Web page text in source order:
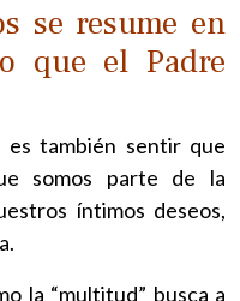
se resume en
que el Padre
también sentir que
somos parte de la
íntimos deseos,
la “multitud” busca a